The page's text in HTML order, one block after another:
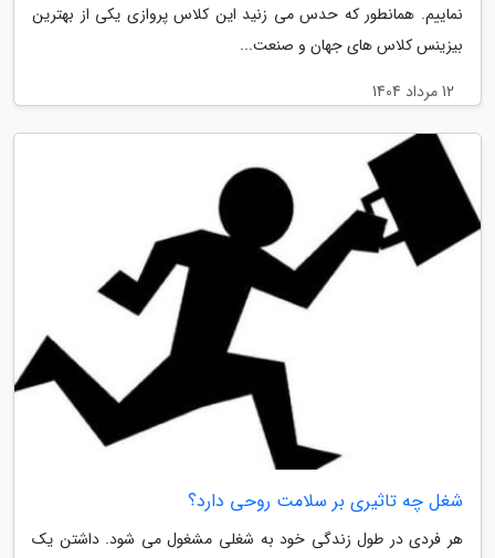
نماییم. همانطور که حدس می زنید این کلاس پروازی یکی از بهترین
بیزینس کلاس های جهان و صنعت...
12 مرداد 1404
شغل چه تاثیری بر سلامت روحی دارد؟
هر فردی در طول زندگی خود به شغلی مشغول می شود. داشتن یک